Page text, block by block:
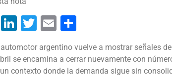
Facebook
LinkedIn
Twitter
Email
argentino vuelve a mostrar señales
se encamina a cerrar nuevamente con
un contexto donde la demanda sigue sin